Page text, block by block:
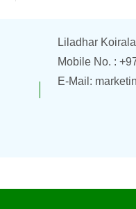
Liladhar Koirala
Mobile No. :
E-Mail: